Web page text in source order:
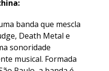
banda que mescla
Death Metal e
sonoridade
musical. Formada